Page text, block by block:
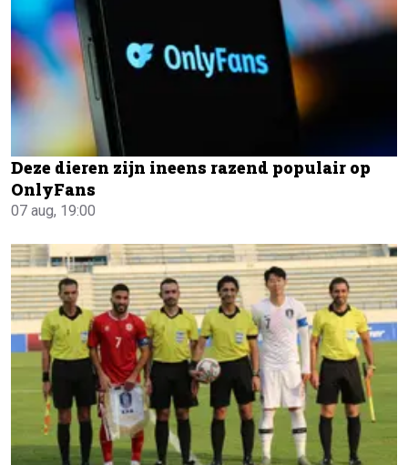
Deze dieren zijn ineens razend populair op
OnlyFans
07 aug, 19:00